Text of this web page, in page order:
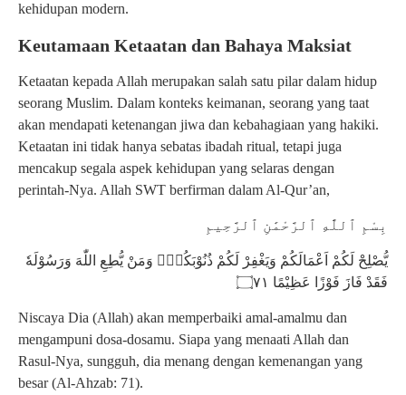
kehidupan modern.
Keutamaan Ketaatan dan Bahaya Maksiat
Ketaatan kepada Allah merupakan salah satu pilar dalam hidup
seorang Muslim. Dalam konteks keimanan, seorang yang taat
akan mendapati ketenangan jiwa dan kebahagiaan yang hakiki.
Ketaatan ini tidak hanya sebatas ibadah ritual, tetapi juga
mencakup segala aspek kehidupan yang selaras dengan
perintah-Nya. Allah SWT berfirman dalam Al-Qur’an,
بِسْمِ ٱللَّٰهِ ٱلرَّحْمَٰنِ ٱلرَّحِيمِ
يُّصْلِحْ لَكُمْ اَعْمَالَكُمْ وَيَغْفِرْ لَكُمْ ذُنُوْبَكُمْۗ وَمَنْ يُّطِعِ اللّٰهَ وَرَسُوْلَهٗ
فَقَدْ فَازَ فَوْزًا عَظِيْمًا ۝٧١
Niscaya Dia (Allah) akan memperbaiki amal-amalmu dan
mengampuni dosa-dosamu. Siapa yang menaati Allah dan
Rasul-Nya, sungguh, dia menang dengan kemenangan yang
besar (Al-Ahzab: 71).